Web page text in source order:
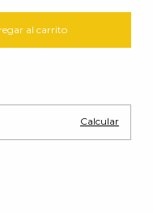
Calcular